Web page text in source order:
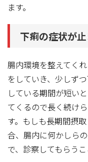
ます。
下痢の症状が
腸内環境を整えてく
をしていき、少しず
している期間が短い
てくるので長く続け
す。もしも長期間摂
合、腸内に何かしら
で、診察してもらうこ